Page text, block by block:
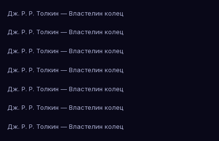
Дж. Р. Р. Толкин — Властелин колец
Дж. Р. Р. Толкин — Властелин колец
Дж. Р. Р. Толкин — Властелин колец
Дж. Р. Р. Толкин — Властелин колец
Дж. Р. Р. Толкин — Властелин колец
Дж. Р. Р. Толкин — Властелин колец
Дж. Р. Р. Толкин — Властелин колец